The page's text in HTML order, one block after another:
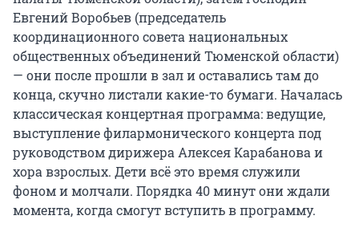
Евгений Воробьев (председатель
координационного совета национальных
общественных объединений Тюменской области)
— они после прошли в зал и оставались там до
конца, скучно листали какие-то бумаги. Началась
классическая концертная программа: ведущие,
выступление филармонического концерта под
руководством дирижера Алексея Карабанова и
хора взрослых. Дети всё это время служили
фоном и молчали. Порядка 40 минут они ждали
момента, когда смогут вступить в программу.